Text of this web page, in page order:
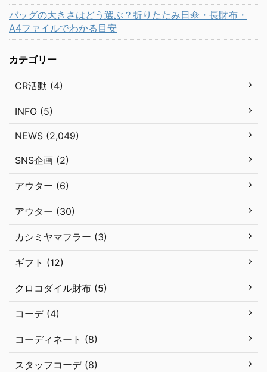
バッグの大きさはどう選ぶ？折りたたみ日傘・長財布・
A4ファイルでわかる目安
カテゴリー
CR活動 (4)
INFO (5)
NEWS (2,049)
SNS企画 (2)
アウター (6)
アウター (30)
カシミヤマフラー (3)
ギフト (12)
クロコダイル財布 (5)
コーデ (4)
コーディネート (8)
スタッフコーデ (8)